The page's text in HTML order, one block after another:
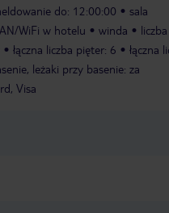
do: 12:00:00
sala
WiFi w hotelu winda
łączna liczba pięter: 6
łączna
leżaki przy basenie: za
Visa